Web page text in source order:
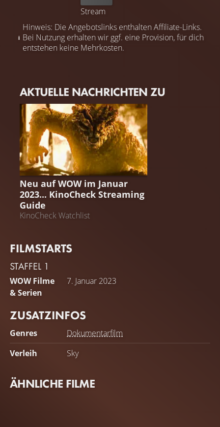
Stream
Hinweis: Die Angebotslinks enthalten Affiliate-Links.
Bei Nutzung erhalten wir ggf. eine Provision, für dich
entstehen keine Mehrkosten.
AKTUELLE NACHRICHTEN ZU
STREAMING GUIDE
Neu auf WOW im Januar
2023... KinoCheck Streaming
Guide
KinoCheck Watchlist
FILMSTARTS
STAFFEL 1
WOW Filme
& Serien
7. Januar 2023
ZUSATZINFOS
Genres
Dokumentarfilm
Verleih
Sky
ÄHNLICHE FILME